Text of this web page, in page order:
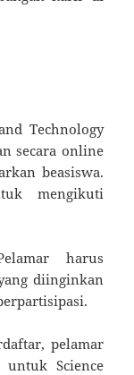
Technology
secara online
beasiswa.
mengikuti
harus
diinginkan
pelamar
Science